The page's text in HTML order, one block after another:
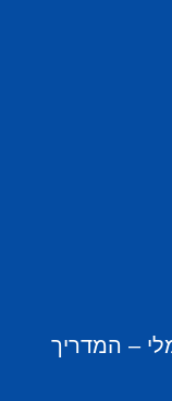
– המדריך